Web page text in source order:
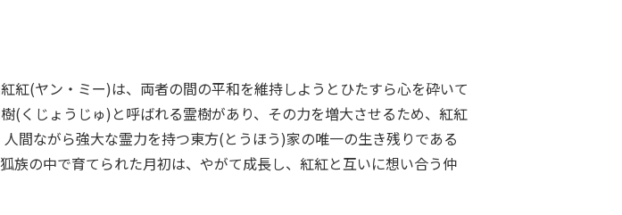
紅(ヤン・ミー)は、両者の間の平和を維持しようとひたすら心を砕いて
(くじょうじゅ)と呼ばれる霊樹があり、その力を増大させるため、紅紅
間ながら強大な霊力を持つ東方(とうほう)家の唯一の生き残りである
の中で育てられた月初は、やがて成長し、紅紅と互いに想い合う仲